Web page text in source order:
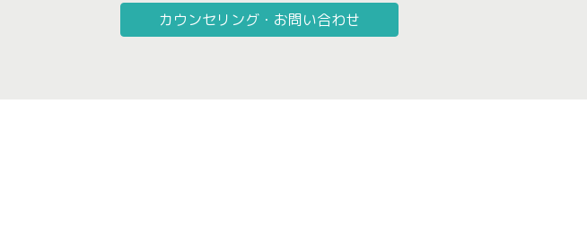
カウンセリング・お問い合わせ